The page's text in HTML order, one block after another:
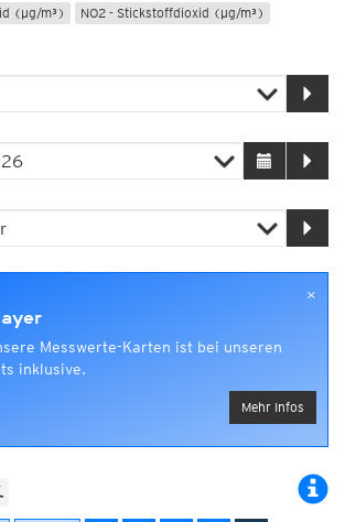
(µg/m³)
NO2 - Stickstoffdioxid (µg/m³)
×
Messwerte-Karten ist bei unseren
inklusive.
Mehr Infos